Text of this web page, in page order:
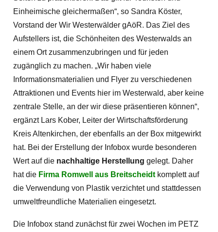
Einheimische gleichermaßen“, so Sandra Köster,
Vorstand der Wir Westerwälder gAöR. Das Ziel des
Aufstellers ist, die Schönheiten des Westerwalds an
einem Ort zusammenzubringen und für jeden
zugänglich zu machen. „Wir haben viele
Informationsmaterialien und Flyer zu verschiedenen
Attraktionen und Events hier im Westerwald, aber keine
zentrale Stelle, an der wir diese präsentieren können“,
ergänzt Lars Kober, Leiter der Wirtschaftsförderung
Kreis Altenkirchen, der ebenfalls an der Box mitgewirkt
hat. Bei der Erstellung der Infobox wurde besonderen
Wert auf die nachhaltige Herstellung gelegt. Daher
hat die Firma Romwell aus Breitscheidt komplett auf
die Verwendung von Plastik verzichtet und stattdessen
umweltfreundliche Materialien eingesetzt.
Die Infobox stand zunächst für zwei Wochen im PETZ